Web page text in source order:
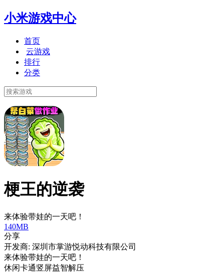
小米游戏中心
首页
云游戏
排行
分类
梗王的逆袭
来体验带娃的一天吧！
140MB
分享
开发商: 深圳市掌游悦动科技有限公司
来体验带娃的一天吧！
休闲卡通竖屏益智解压